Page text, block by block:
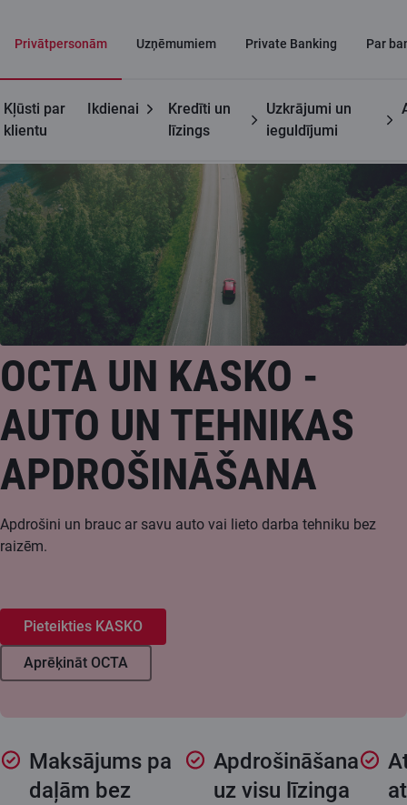
Privātpersonām Uzņēmumiem Private Banking Par
Kļūsti par
klientu
Ikdienai
Kredīti un
līzings
Uzkrājumi un
ieguldījumi
Privātpersonām Auto un tehnikas apdrošināšana
OCTA UN KASKO -
AUTO UN TEHNIKAS
APDROŠINĀŠANA
Apdrošini un brauc ar savu auto vai lieto darba tehniku bez
raizēm.
Pieteikties KASKO
Aprēķināt OCTA
Maksājums pa
daļām bez
Apdrošināšana
uz visu līzinga